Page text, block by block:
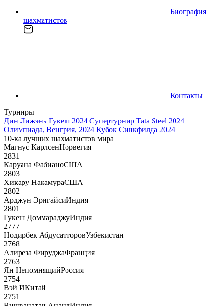
Биография
шахматистов
Контакты
Турниры
Дин Лижэнь-Гукеш 2024 Супертурнир Tata Steel 2024
Олимпиада, Венгрия, 2024 Кубок Синкфилда 2024
10-ка лучших шахматистов мира
Магнус КарлсенНорвегия
2831
Каруана ФабианоСША
2803
Хикару НакамураСША
2802
Арджун ЭригайсиИндия
2801
Гукеш ДоммараджуИндия
2777
Нодирбек АбдусатторовУзбекистан
2768
Алиреза ФируджаФранция
2763
Ян НепомнящийРоссия
2754
Вэй ИКитай
2751